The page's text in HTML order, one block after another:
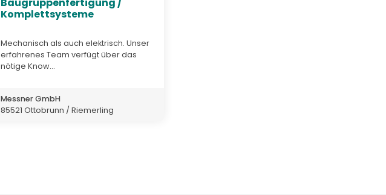
Baugruppenfertigung /
Komplettsysteme
Mechanisch als auch elektrisch. Unser
erfahrenes Team verfügt über das
nötige Know...
Messner GmbH
85521 Ottobrunn / Riemerling